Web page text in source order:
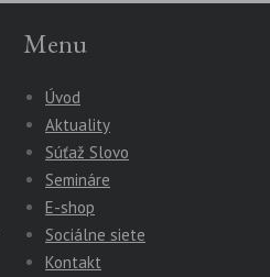
Menu
Úvod
Aktuality
Súťaž Slovo
Semináre
E-shop
Sociálne siete
Kontakt